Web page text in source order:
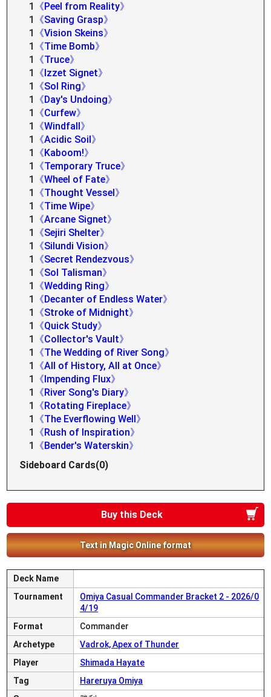
1
《Peel from Reality》
1
《Saving Grasp》
1
《Vision Skeins》
1
《Time Bomb》
1
《Truce》
1
《Izzet Signet》
1
《Sol Ring》
1
《Day's Undoing》
1
《Curfew》
1
《Windfall》
1
《Acidic Soil》
1
《Kaboom!》
1
《Temporary Truce》
1
《Wheel of Fate》
1
《Thought Vessel》
1
《Time Wipe》
1
《Arcane Signet》
1
《Sejiri Shelter》
1
《Silundi Vision》
1
《Secret Rendezvous》
1
《Sol Talisman》
1
《Wedding Ring》
1
《Decanter of Endless Water》
1
《Stroke of Midnight》
1
《Quick Study》
1
《Collector's Vault》
1
《The Wedding of River Song》
1
《All of History, All at Once》
1
《Impending Flux》
1
《River Song's Diary》
1
《Rotating Fireplace》
1
《The Everflowing Well》
1
《Rush of Inspiration》
1
《Bender's Waterskin》
Sideboard Cards(0)
Buy this Deck
Text in Magic Online format
Deck Name
Tournament
Omiya Casual Commander Bracket 2 - 2026/0
4/19
Format
Commander
Archetype
Vadrok, Apex of Thunder
Player
Shimada Hayate
Tag
Hareruya Omiya